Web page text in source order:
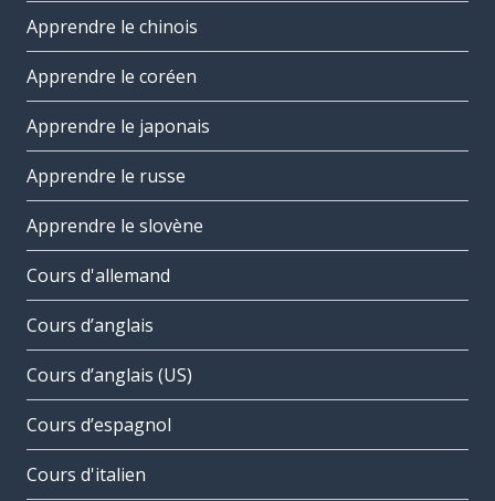
Apprendre le chinois
Apprendre le coréen
Apprendre le japonais
Apprendre le russe
Apprendre le slovène
Cours d'allemand
Cours d’anglais
Cours d’anglais (US)
Cours d’espagnol
Cours d'italien